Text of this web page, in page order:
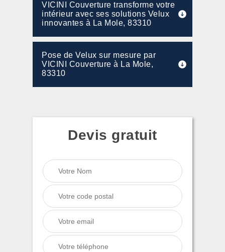
VICINI Couverture transforme votre
intérieur avec ses solutions Velux
innovantes à La Mole, 83310
Pose de Velux sur mesure par
VICINI Couverture à La Mole,
83310
Devis gratuit